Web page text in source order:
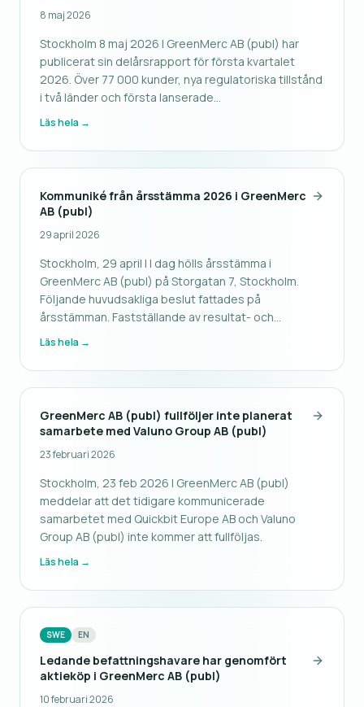
8 maj 2026
Stockholm 8 maj 2026 | GreenMerc AB (publ) har
publicerat sin delårsrapport för första kvartalet
2026. Över 77 000 kunder, nya regulatoriska tillstånd
i två länder och första lanserade
investeringserbjudandet genom GreenMerc
Läs hela →
Kommuniké från årsstämma 2026 i GreenMerc
AB (publ)
29 april 2026
Stockholm, 29 april | I dag hölls årsstämma i
GreenMerc AB (publ) på Storgatan 7, Stockholm.
Följande huvudsakliga beslut fattades på
årsstämman. Fastställande av resultat- och
balansräkning Årsstämman fastställde framlagd
2025. Resultatdisposition Årsstämman beslutade, i
Läs hela →
GreenMerc AB (publ) fullföljer inte planerat
samarbete med Valuno Group AB (publ)
23 februari 2026
Stockholm, 23 feb 2026 | GreenMerc AB (publ)
meddelar att det tidigare kommunicerade
samarbetet med Quickbit Europe AB och Valuno
Group AB (publ) inte kommer att fullföljas.
Läs hela →
SWE EN
Ledande befattningshavare har genomfört
aktieköp i GreenMerc AB (publ)
10 februari 2026